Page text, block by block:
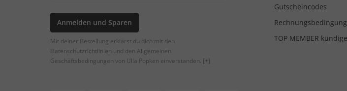
Anmelden und Sparen
Mit deiner Bestellung erklärst du dich mit den
Datenschutzrichtlinien und den Allgemeinen
Geschäftsbedingungen von Ulla Popken einverstanden. [+]
Gutscheincodes
TOP MEMBER